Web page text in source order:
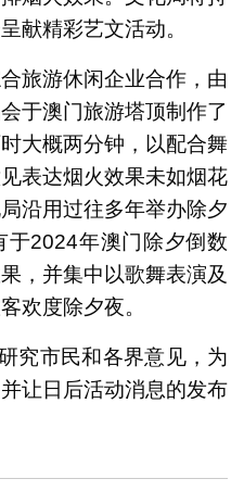
献精彩艺文活动。
旅游休闲企业合作，由
于澳门旅游塔顶制作了
大概两分钟，以配合舞
表达烟火效果未如烟花
沿用过往多年举办除夕
2024年澳门除夕倒数
，并集中以歌舞表演及
欢度除夕夜。
究市民和各界意见，为
让日后活动消息的发布